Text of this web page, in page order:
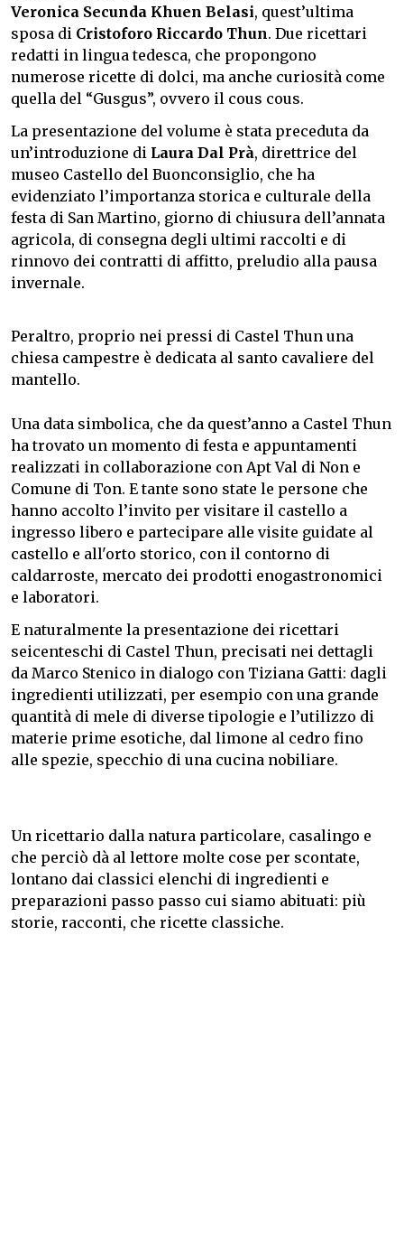
Veronica Secunda Khuen Belasi, quest’ultima
sposa di Cristoforo Riccardo Thun. Due ricettari
redatti in lingua tedesca, che propongono
numerose ricette di dolci, ma anche curiosità come
quella del “Gusgus”, ovvero il cous cous.
La presentazione del volume è stata preceduta da
un’introduzione di Laura Dal Prà, direttrice del
museo Castello del Buonconsiglio, che ha
evidenziato l’importanza storica e culturale della
festa di San Martino, giorno di chiusura dell’annata
agricola, di consegna degli ultimi raccolti e di
rinnovo dei contratti di affitto, preludio alla pausa
invernale.
Peraltro, proprio nei pressi di Castel Thun una
chiesa campestre è dedicata al santo cavaliere del
mantello.
Una data simbolica, che da quest’anno a Castel Thun
ha trovato un momento di festa e appuntamenti
realizzati in collaborazione con Apt Val di Non e
Comune di Ton. E tante sono state le persone che
hanno accolto l’invito per visitare il castello a
ingresso libero e partecipare alle visite guidate al
castello e all'orto storico, con il contorno di
caldarroste, mercato dei prodotti enogastronomici
e laboratori.
E naturalmente la presentazione dei ricettari
seicenteschi di Castel Thun, precisati nei dettagli
da Marco Stenico in dialogo con Tiziana Gatti: dagli
ingredienti utilizzati, per esempio con una grande
quantità di mele di diverse tipologie e l’utilizzo di
materie prime esotiche, dal limone al cedro fino
alle spezie, specchio di una cucina nobiliare.
Un ricettario dalla natura particolare, casalingo e
che perciò dà al lettore molte cose per scontate,
lontano dai classici elenchi di ingredienti e
preparazioni passo passo cui siamo abituati: più
storie, racconti, che ricette classiche.